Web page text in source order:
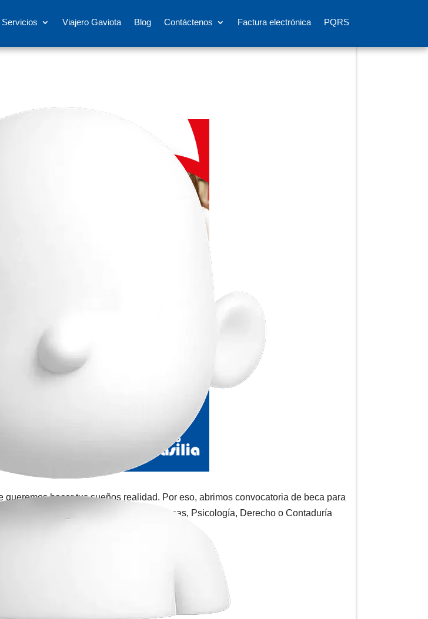
Viajero Gaviota Blog Contáctenos Factura electrónica PQRS
hacer tus sueños realidad. Por eso, abrimos convocatoria de beca para
Industrial, Administración de Empresas, Psicología, Derecho o Contaduría